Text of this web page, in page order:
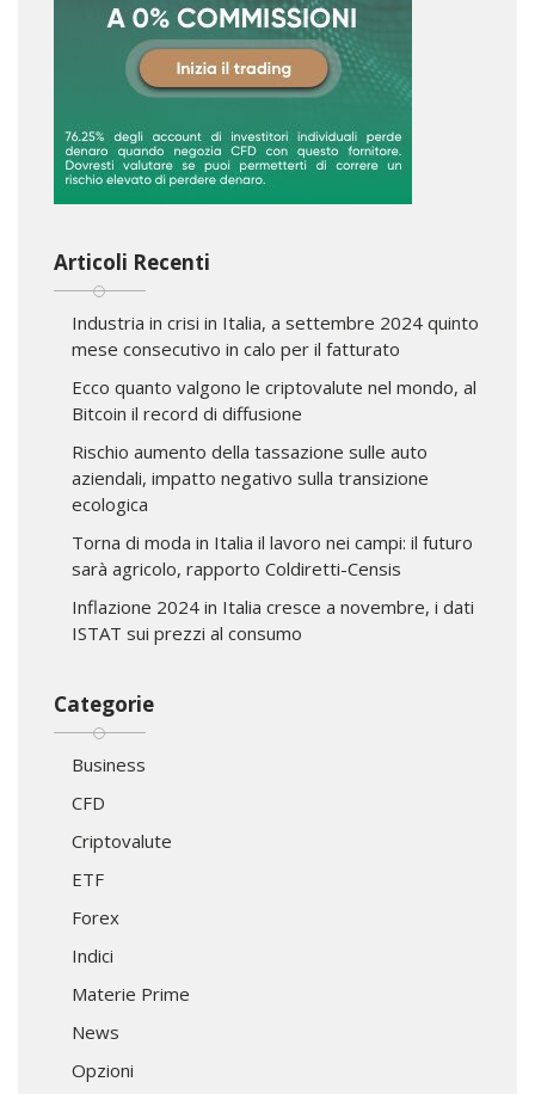
Articoli Recenti
Industria in crisi in Italia, a settembre 2024 quinto
mese consecutivo in calo per il fatturato
Ecco quanto valgono le criptovalute nel mondo, al
Bitcoin il record di diffusione
Rischio aumento della tassazione sulle auto
aziendali, impatto negativo sulla transizione
ecologica
Torna di moda in Italia il lavoro nei campi: il futuro
sarà agricolo, rapporto Coldiretti-Censis
Inflazione 2024 in Italia cresce a novembre, i dati
ISTAT sui prezzi al consumo
Categorie
Business
CFD
Criptovalute
ETF
Forex
Indici
Materie Prime
News
Opzioni